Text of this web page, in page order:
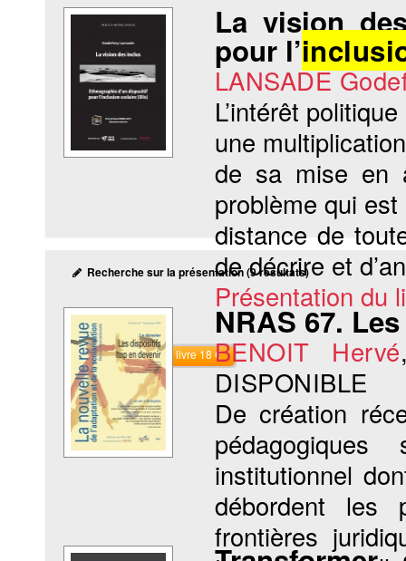
La vision
pour l’
LANSADE
L’intérêt politique
une
de sa mise en
problème qui
distance de
de décrire et
Présentation du
Commander le livre 18 €
Recherche sur la présentation (9 résultats)
NRAS 67.
BENOIT Hervé
DISPONIBLE
De création
institutionnel
débordent les
frontières